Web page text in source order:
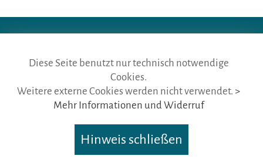
die gästeführer · vertr. durch BVGD · Gustav-Adolf-Str. 33 · D-90439
Nürnberg
Telefon: Fon:+49 (0)911 65 64 675· Mail:info@die-gaestefuehrer.de
Nutzungsbedingungen · Impressum· Datenschutz
Diese Seite benutzt nur technisch notwendige
Cookies.
Weitere externe Cookies werden nicht verwendet. >
Mehr Informationen und Widerruf
Hinweis schließen